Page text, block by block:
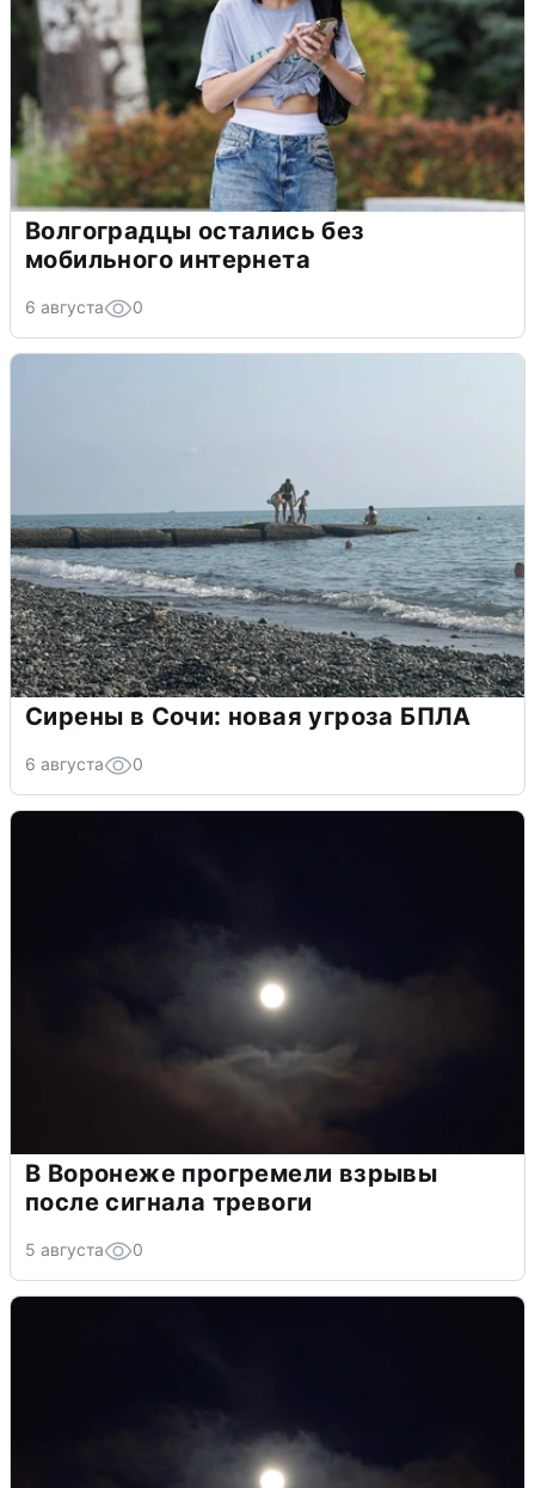
Волгоградцы остались без
мобильного интернета
6 августа 0
Сирены в Сочи: новая угроза БПЛА
6 августа 0
В Воронеже прогремели взрывы
после сигнала тревоги
5 августа 0